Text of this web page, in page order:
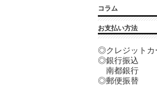
コラム
お支払い方法
◎クレジットカ
◎銀行振込
南都銀行
◎郵便振替